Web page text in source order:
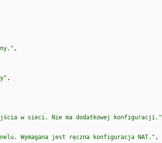
,
,
w sieci. Nie ma dodatkowej konfiguracji."
Wymagana jest ręczna konfiguracja NAT." ,